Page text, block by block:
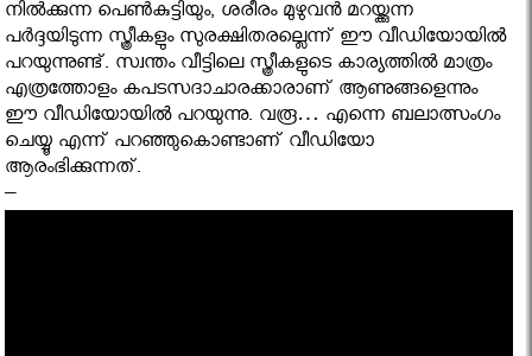
നില്‍ക്കുന്ന പെണ്‍കുട്ടിയും, ശരീരം മുഴുവന്‍ മറയ്ക്കുന്ന
പര്‍ദ്ദയിടുന്ന സ്ത്രീകളും സുരക്ഷിതരല്ലെന്ന് ഈ വീഡിയോയിൽ
പറയുന്നുണ്ട്. സ്വന്തം വീട്ടിലെ സ്ത്രീകളുടെ കാര്യത്തില്‍ മാത്രം
എത്രത്തോളം കപടസദാചാരക്കാരാണ് ആണുങ്ങളെന്നും
ഈ വീഡിയോയിൽ പറയുന്നു. വരൂ… എന്നെ ബലാത്സംഗം
ചെയ്യൂ എന്ന് പറഞ്ഞുകൊണ്ടാണ് വീഡിയോ
ആരംഭിക്കുന്നത്.
–